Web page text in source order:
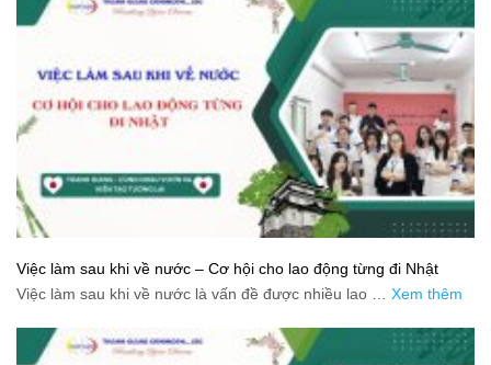
Việc làm sau khi về nước – Cơ hội cho lao động từng đi Nhật
Việc làm sau khi về nước là vấn đề được nhiều lao … Xem thêm